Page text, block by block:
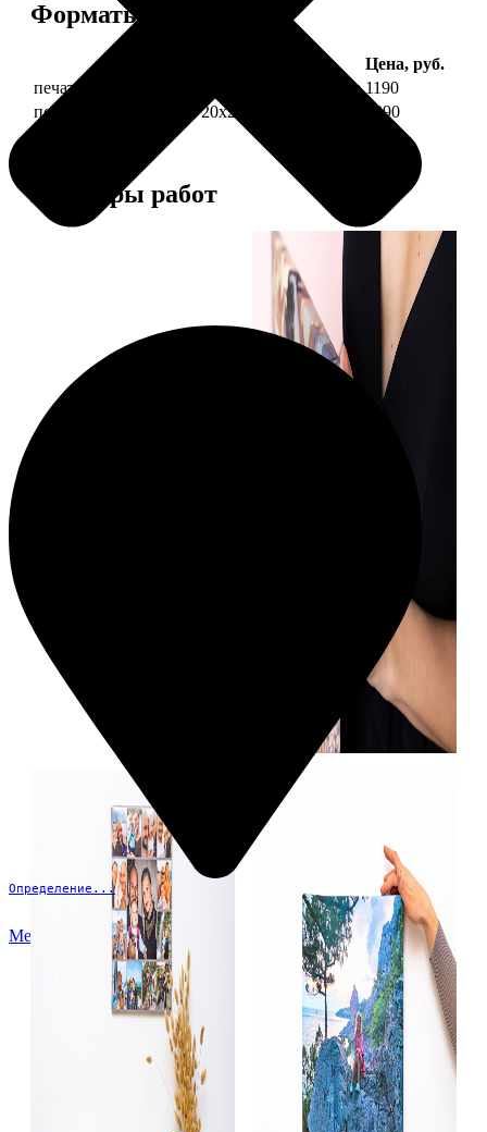
Определение...
Меню
Форматы и цены
Цена, руб.
печать фото на холсте 20х20 на подрамнике 1190
печать фото на холсте 20х20 в раме
3990
Примеры работ